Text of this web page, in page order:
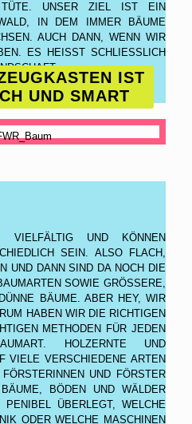
UNSER ZIEL IST EIN DA
IN DEM IMMER BÄUME ST
AUCH DANN, WENN WIR MA
HEISST SCHLIESSLICH WALD
IST
UND SMART
VIELFÄLTIG UND KÖNNEN
SEIN. ALSO FLACH,
UND DANN SIND DA NOCH DIE
SOWIE GRÖSSERE, K
BÄUME. ABER HEY, WIR S
HABEN WIR DIE RICHTIGEN W
METHODEN FÜR JEDEN W
HOLZERNTE UND W
VERSCHIEDENE ARTEN B
UND FÖRSTER V
BÖDEN UND WÄLDER G
ÜBERLEGT, WELCHE P
ODER WELCHE MASCHINEN U